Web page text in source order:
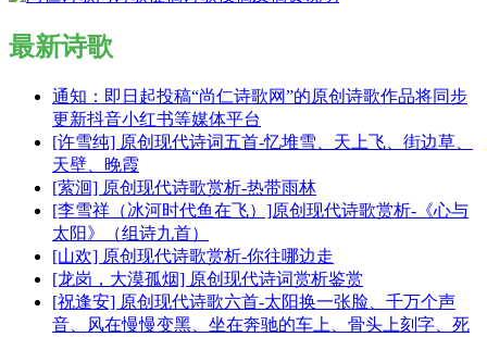
最新诗歌
通知：即日起投稿“尚仁诗歌网”的原创诗歌作品将同步
更新抖音小红书等媒体平台
[许雪纯] 原创现代诗词五首-忆堆雪、天上飞、街边草、
天壁、晚霞
[萦洄] 原创现代诗歌赏析-热带雨林
[李雪祥（冰河时代鱼在飞）]原创现代诗歌赏析-《心与
太阳》（组诗九首）
[山欢] 原创现代诗歌赏析-你往哪边走
[龙岗，大漠孤烟] 原创现代诗词赏析鉴赏
[祝逢安] 原创现代诗歌六首-太阳换一张脸、千万个声
音、风在慢慢变黑、坐在奔驰的车上、骨头上刻字、死